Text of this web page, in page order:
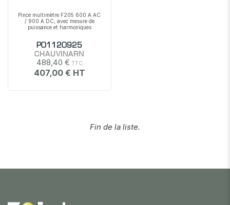
Pince multimètre F205 600 A AC
/ 900 A DC, avec mesure de
puissance et harmoniques
P01120925
CHAUVINARN
488,40 €
407,00 €
Fin de la liste.